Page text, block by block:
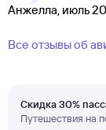
Анжелла, июль
Все отзывы об
Скидка 30%
Путешествия на